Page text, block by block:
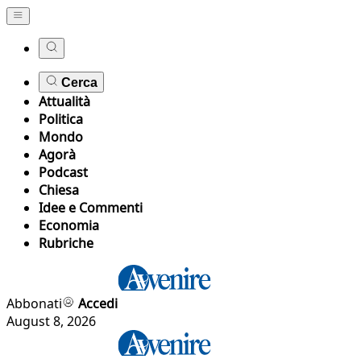
Cerca
Attualità
Politica
Mondo
Agorà
Podcast
Chiesa
Idee e Commenti
Economia
Rubriche
Abbonati
Accedi
August 8, 2026